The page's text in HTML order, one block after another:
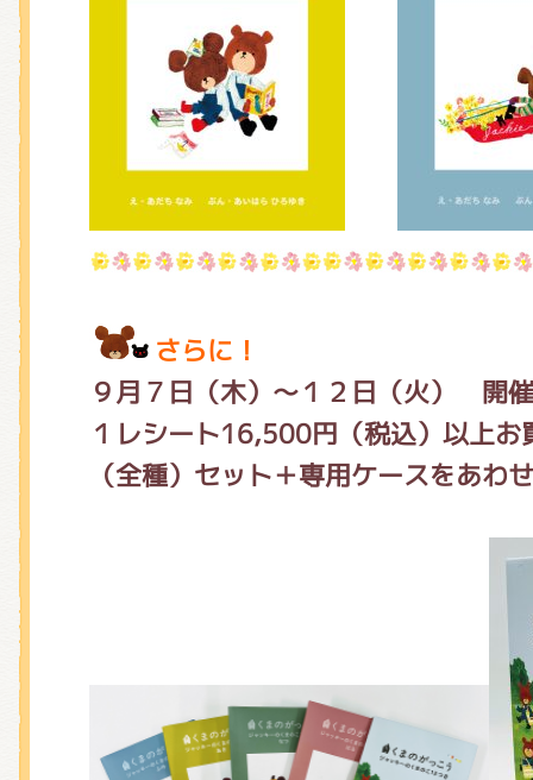
さらに！
９月７日（木）～１２日（火） 開
１レシート16,500円（税込）以上お
（全種）セット＋専用ケースをあわ